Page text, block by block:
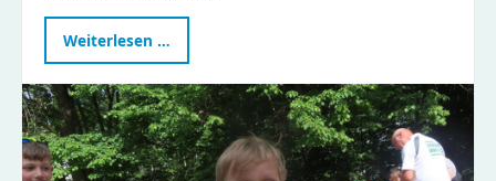
Weiterlesen …
Esche
beim
Firmenwandertag